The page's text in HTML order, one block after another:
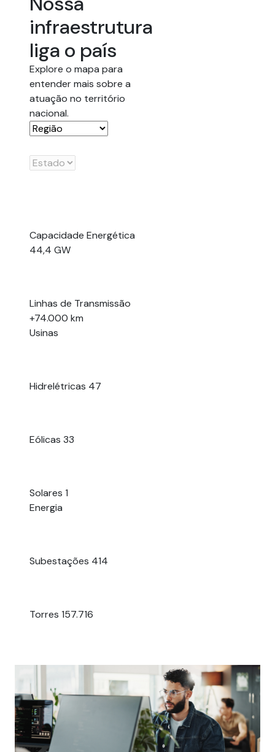
infraestrutura
liga o país
Explore o mapa para
entender mais sobre a
atuação no território
nacional.
Capacidade Energética
44,4 GW
Linhas de Transmissão
+74.000 km
Usinas
Hidrelétricas 47
Eólicas 33
Solares 1
Energia
Subestações 414
Torres 157.716